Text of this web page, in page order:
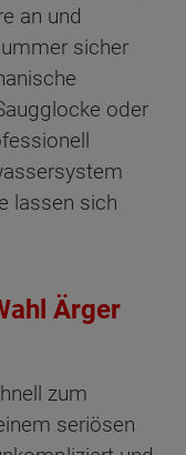
an und
sicher
oder
lassen sich
Ärger
zum
seriösen